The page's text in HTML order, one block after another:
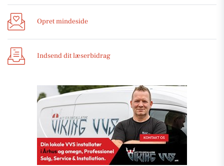
Opret mindeside
Indsend dit læserbidrag